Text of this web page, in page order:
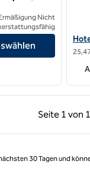
Nicht
Seite
Vorherige Seite,
Seite 1 von 1
30 Tagen und